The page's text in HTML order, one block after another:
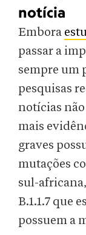
notícia
Embora
passar a
sempre um
pesquisas
notícias não
mais
graves
mutações
sul-africana,
B.1.1.7 que
possuem a